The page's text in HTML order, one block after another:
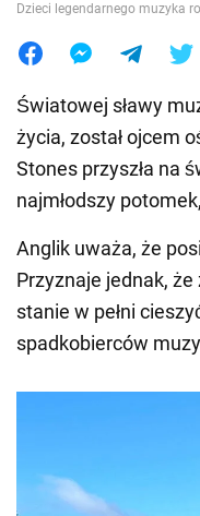
Dzieci legendarnego muzyka
Światowej sławy
życia, został ojcem
Stones przyszła na
najmłodszy
Anglik uważa, że
Przyznaje jednak,
stanie w pełni
spadkobierców